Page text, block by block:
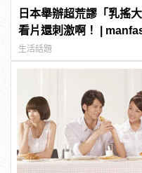
日本舉辦超荒謬「乳搖
看片還刺激啊！ |
生活話題